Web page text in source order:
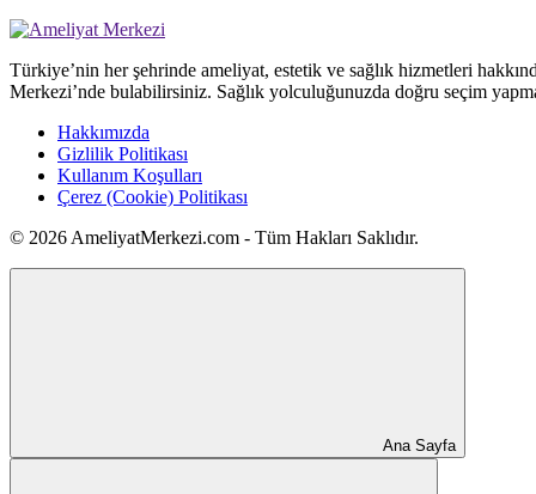
Türkiye’nin her şehrinde ameliyat, estetik ve sağlık hizmetleri
Merkezi’nde bulabilirsiniz. Sağlık yolculuğunuzda doğru seçim
Hakkımızda
Gizlilik Politikası
Kullanım Koşulları
Çerez (Cookie) Politikası
© 2026 AmeliyatMerkezi.com - Tüm Hakları Saklıdır.
Ana Sayfa